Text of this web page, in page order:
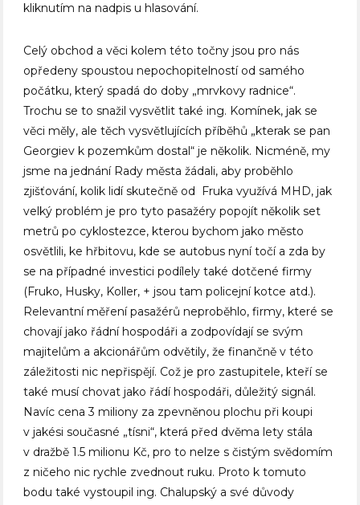
kliknutím na nadpis u hlasování.
Celý obchod a věci kolem této točny jsou pro nás
opředeny spoustou nepochopitelností od samého
počátku, který spadá do doby „mrvkovy radnice“.
Trochu se to snažil vysvětlit také ing. Komínek, jak se
věci měly, ale těch vysvětlujících příběhů „kterak se pan
Georgiev k pozemkům dostal“ je několik. Nicméně, my
jsme na jednání Rady města žádali, aby proběhlo
zjišťování, kolik lidí skutečně od Fruka využívá MHD, jak
velký problém je pro tyto pasažéry popojít několik set
metrů po cyklostezce, kterou bychom jako město
osvětlili, ke hřbitovu, kde se autobus nyní točí a zda by
se na případné investici podílely také dotčené firmy
(Fruko, Husky, Koller, + jsou tam policejní kotce atd.).
Relevantní měření pasažérů neproběhlo, firmy, které se
chovají jako řádní hospodáři a zodpovídají se svým
majitelům a akcionářům odvětily, že finančně v této
záležitosti nic nepřispějí. Což je pro zastupitele, kteří se
také musí chovat jako řádí hospodáři, důležitý signál.
Navíc cena 3 miliony za zpevněnou plochu při koupi
v jakési současné „tísni“, která před dvěma lety stála
v dražbě 1.5 milionu Kč, pro to nelze s čistým svědomím
z ničeho nic rychle zvednout ruku. Proto k tomuto
bodu také vystoupil ing. Chalupský a své důvody